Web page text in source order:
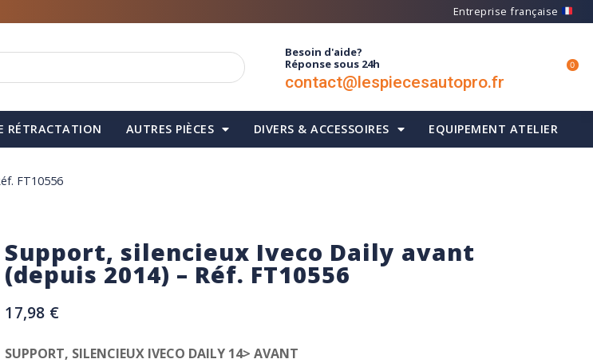
Entreprise française
Besoin d'aide?
Réponse sous 24h
contact@lespiecesautopro.fr
0
RÉTRACTATION AUTRES PIÈCES DIVERS & ACCESSOIRES EQUIPEMENT ATELIER
FT10556
Support, silencieux Iveco Daily avant
(depuis 2014) – Réf. FT10556
17,98 €
SUPPORT, SILENCIEUX IVECO DAILY 14> AVANT